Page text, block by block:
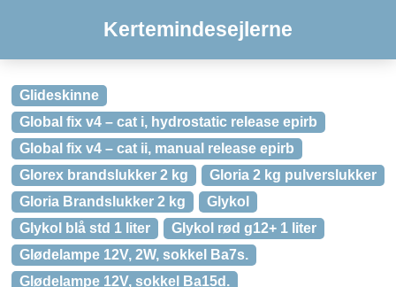
Kertemindesejlerne
Glideskinne
Global fix v4 – cat i, hydrostatic release epirb
Global fix v4 – cat ii, manual release epirb
Glorex brandslukker 2 kg
Gloria 2 kg pulverslukker
Gloria Brandslukker 2 kg
Glykol
Glykol blå std 1 liter
Glykol rød g12+ 1 liter
Glødelampe 12V, 2W, sokkel Ba7s.
Glødelampe 12V, sokkel Ba15d.